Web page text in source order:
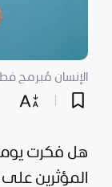
الإنسان مُبرمج
هل فكرت
المؤثرين